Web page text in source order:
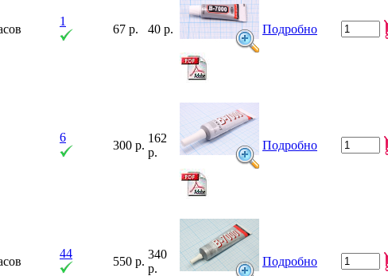
1
67 р. 40 р. Подробно
6
300 р.
162
р.
Подробно
44
550 р.
340
р.
Подробно